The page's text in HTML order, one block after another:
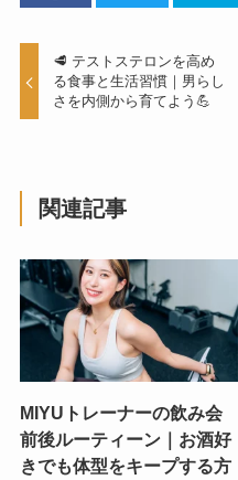
🥩 テストステロンを高め
る食事と生活習慣｜男らし
さを内側から育てよう💪
関連記事
MIYUトレーナーの飲み会
前後ルーティーン｜お酒好
きでも体型をキープする方